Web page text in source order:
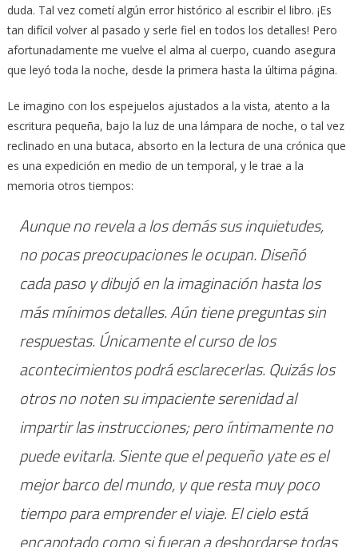
duda. Tal vez cometí algún error histórico al escribir el libro. ¡Es
tan difícil volver al pasado y serle fiel en todos los detalles! Pero
afortunadamente me vuelve el alma al cuerpo, cuando asegura
que leyó toda la noche, desde la primera hasta la última página.
Le imagino con los espejuelos ajustados a la vista, atento a la
escritura pequeña, bajo la luz de una lámpara de noche, o tal vez
reclinado en una butaca, absorto en la lectura de una crónica que
es una expedición en medio de un temporal, y le trae a la
memoria otros tiempos:
Aunque no revela a los demás sus inquietudes,
no pocas preocupaciones le ocupan. Diseñó
cada paso y dibujó en la imaginación hasta los
más mínimos detalles. Aún tiene preguntas sin
respuestas. Únicamente el curso de los
acontecimientos podrá esclarecerlas. Quizás los
otros no noten su impaciente serenidad al
impartir las instrucciones; pero íntimamente no
puede evitarla. Siente que el pequeño yate es el
mejor barco del mundo, y que resta muy poco
tiempo para emprender el viaje. El cielo está
encapotado como si fueran a desbordarse todas